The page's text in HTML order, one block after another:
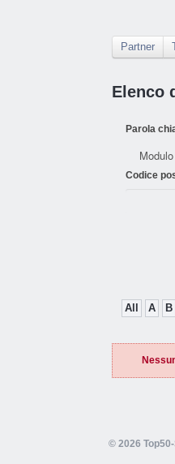
Partner
Elenco
Parola
Codice
All A B
© 2026